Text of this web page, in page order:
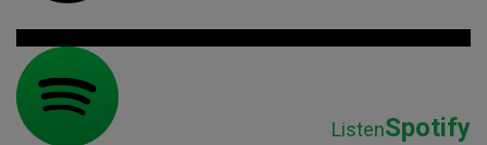
ListenSpotify